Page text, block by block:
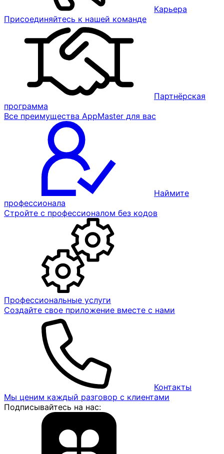
Карьера
Присоединяйтесь к нашей команде
Партнёрская
программа
Все преимущества AppMaster для вас
Наймите
профессионала
Стройте с профессионалом без кодов
Профессиональные услуги
Создайте свое приложение вместе с нами
Контакты
Мы ценим каждый разговор с клиентами
Подписывайтесь на нас: